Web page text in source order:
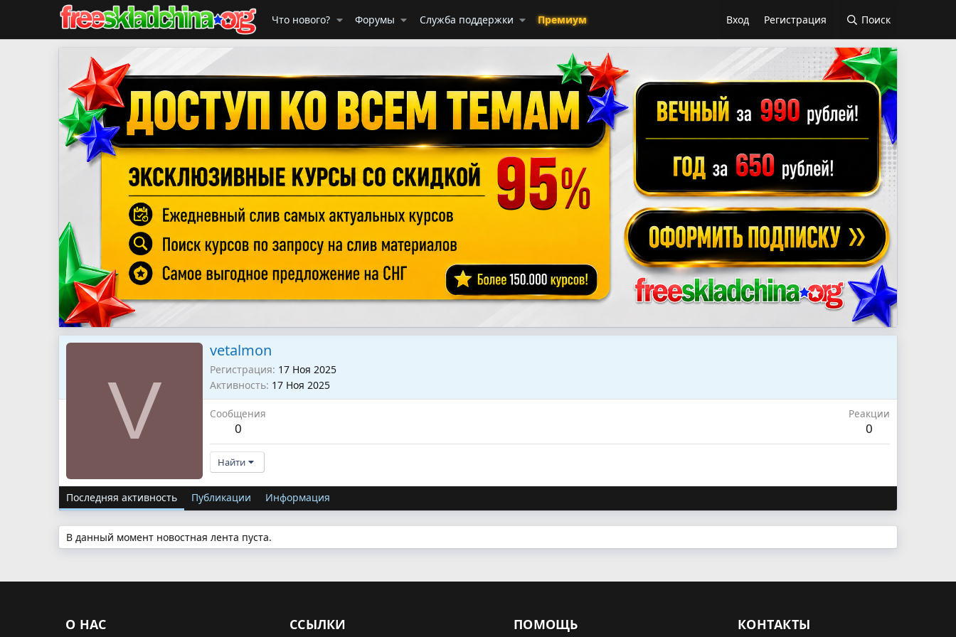
Что нового? Форумы Служба поддержки Премиум Вход Регистрация Поиск
V
vetalmon
Регистрация 17 Ноя 2025
Активность 17 Ноя 2025
Сообщения
0
Реакции
0
Найти
Последняя активность Публикации Информация
В данный момент новостная лента пуста.
О НАС ССЫЛКИ ПОМОЩЬ КОНТАКТЫ